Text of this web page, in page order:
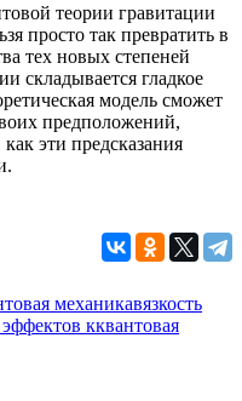
теории гравитации
просто так превратить в
тех новых степеней
складывается гладкое
модель сможет
предположений,
эти предсказания
механикавязкость
эффектов кквантовая